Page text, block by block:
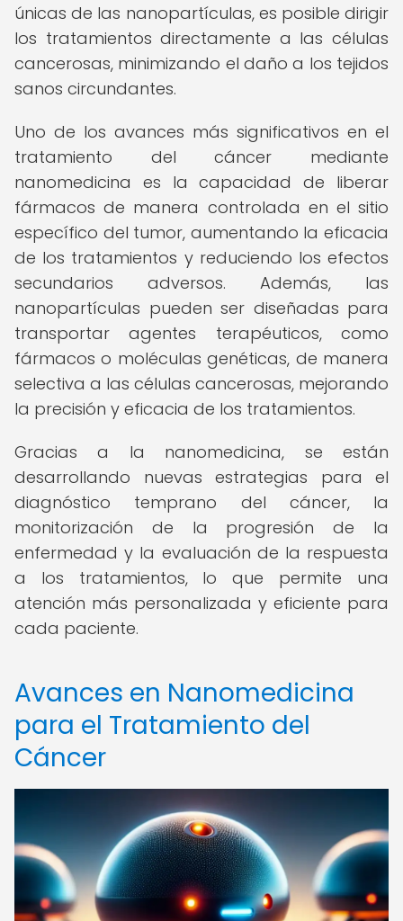
únicas de las nanopartículas, es posible dirigir
los tratamientos directamente a las células
cancerosas, minimizando el daño a los tejidos
sanos circundantes.
Uno de los avances más significativos en el
tratamiento del cáncer mediante
nanomedicina es la capacidad de liberar
fármacos de manera controlada en el sitio
específico del tumor, aumentando la eficacia
de los tratamientos y reduciendo los efectos
secundarios adversos. Además, las
nanopartículas pueden ser diseñadas para
transportar agentes terapéuticos, como
fármacos o moléculas genéticas, de manera
selectiva a las células cancerosas, mejorando
la precisión y eficacia de los tratamientos.
Gracias a la nanomedicina, se están
desarrollando nuevas estrategias para el
diagnóstico temprano del cáncer, la
monitorización de la progresión de la
enfermedad y la evaluación de la respuesta
a los tratamientos, lo que permite una
atención más personalizada y eficiente para
cada paciente.
Avances en Nanomedicina
para el Tratamiento del
Cáncer